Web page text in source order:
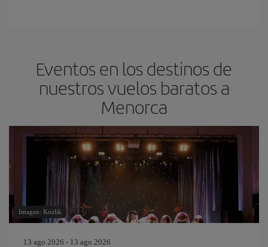
Eventos en los destinos de
nuestros vuelos baratos a
Menorca
Imagen: Kozlik
13 ago 2026 - 13 ago 2026